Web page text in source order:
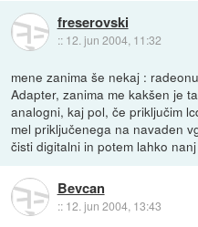
freserovski
:: 12. jun 2004, 11:32
mene zanima še nekaj :
Adapter, zanima me kakšen je
analogni, kaj pol, če priključim
mel priključenega na navaden
čisti digitalni in potem lahko
Bevcan
:: 12. jun 2004, 13:43